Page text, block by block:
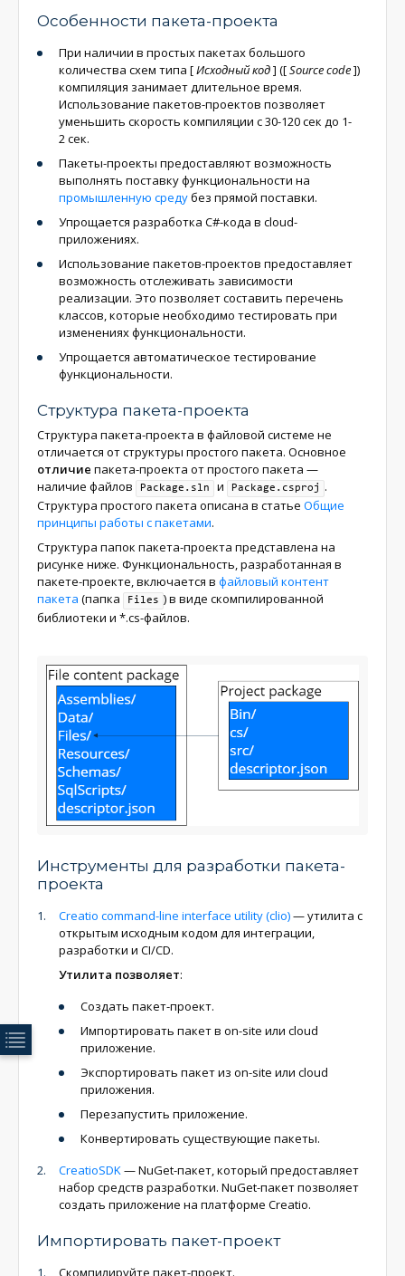
Особенности пакета-проекта
При наличии в простых пакетах большого
количества схем типа [Исходный код] ([Source code])
компиляция занимает длительное время.
Использование пакетов-проектов позволяет
уменьшить скорость компиляции с 30-120 сек до 1-
2 сек.
Пакеты-проекты предоставляют возможность
выполнять поставку функциональности на
промышленную средубез прямой поставки.
Упрощается разработка C#-кода в cloud-
приложениях.
Использование пакетов-проектов предоставляет
возможность отслеживать зависимости
реализации. Это позволяет составить перечень
классов, которые необходимо тестировать при
изменениях функциональности.
Упрощается автоматическое тестирование
функциональности.
Структура пакета-проекта
Структура пакета-проекта в файловой системе не
отличается от структуры простого пакета. Основное
отличие пакета-проекта от простого пакета —
наличие файлов
Package.sln и Package.csproj
.
Структура простого пакета описана в статье Общие
принципы работы с пакетами.
Структура папок пакета-проекта представлена на
рисунке ниже. Функциональность, разработанная в
пакете-проекте, включается в файловый контент
пакета (папка Files ) в виде скомпилированной
библиотеки и *.cs-файлов.
Инструменты для разработки пакета-
проекта
Creatio command-line interface utility (clio)— утилита с
открытым исходным кодом для интеграции,
разработки и CI/CD.
Утилита позволяет:
Cоздать пакет-проект.
Импортировать пакет в on-site или cloud
приложение.
Экспортировать пакет из on-site или cloud
приложения.
Перезапустить приложение.
Конвертировать существующие пакеты.
CreatioSDK— NuGet-пакет, который предоставляет
набор средств разработки. NuGet-пакет позволяет
создать приложение на платформе Creatio.
Импортировать пакет-проект